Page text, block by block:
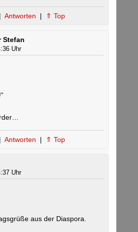
| Antworten | ⇑ Top
Stefan
Uhr
| Antworten | ⇑ Top
Uhr
aus der Diaspora.